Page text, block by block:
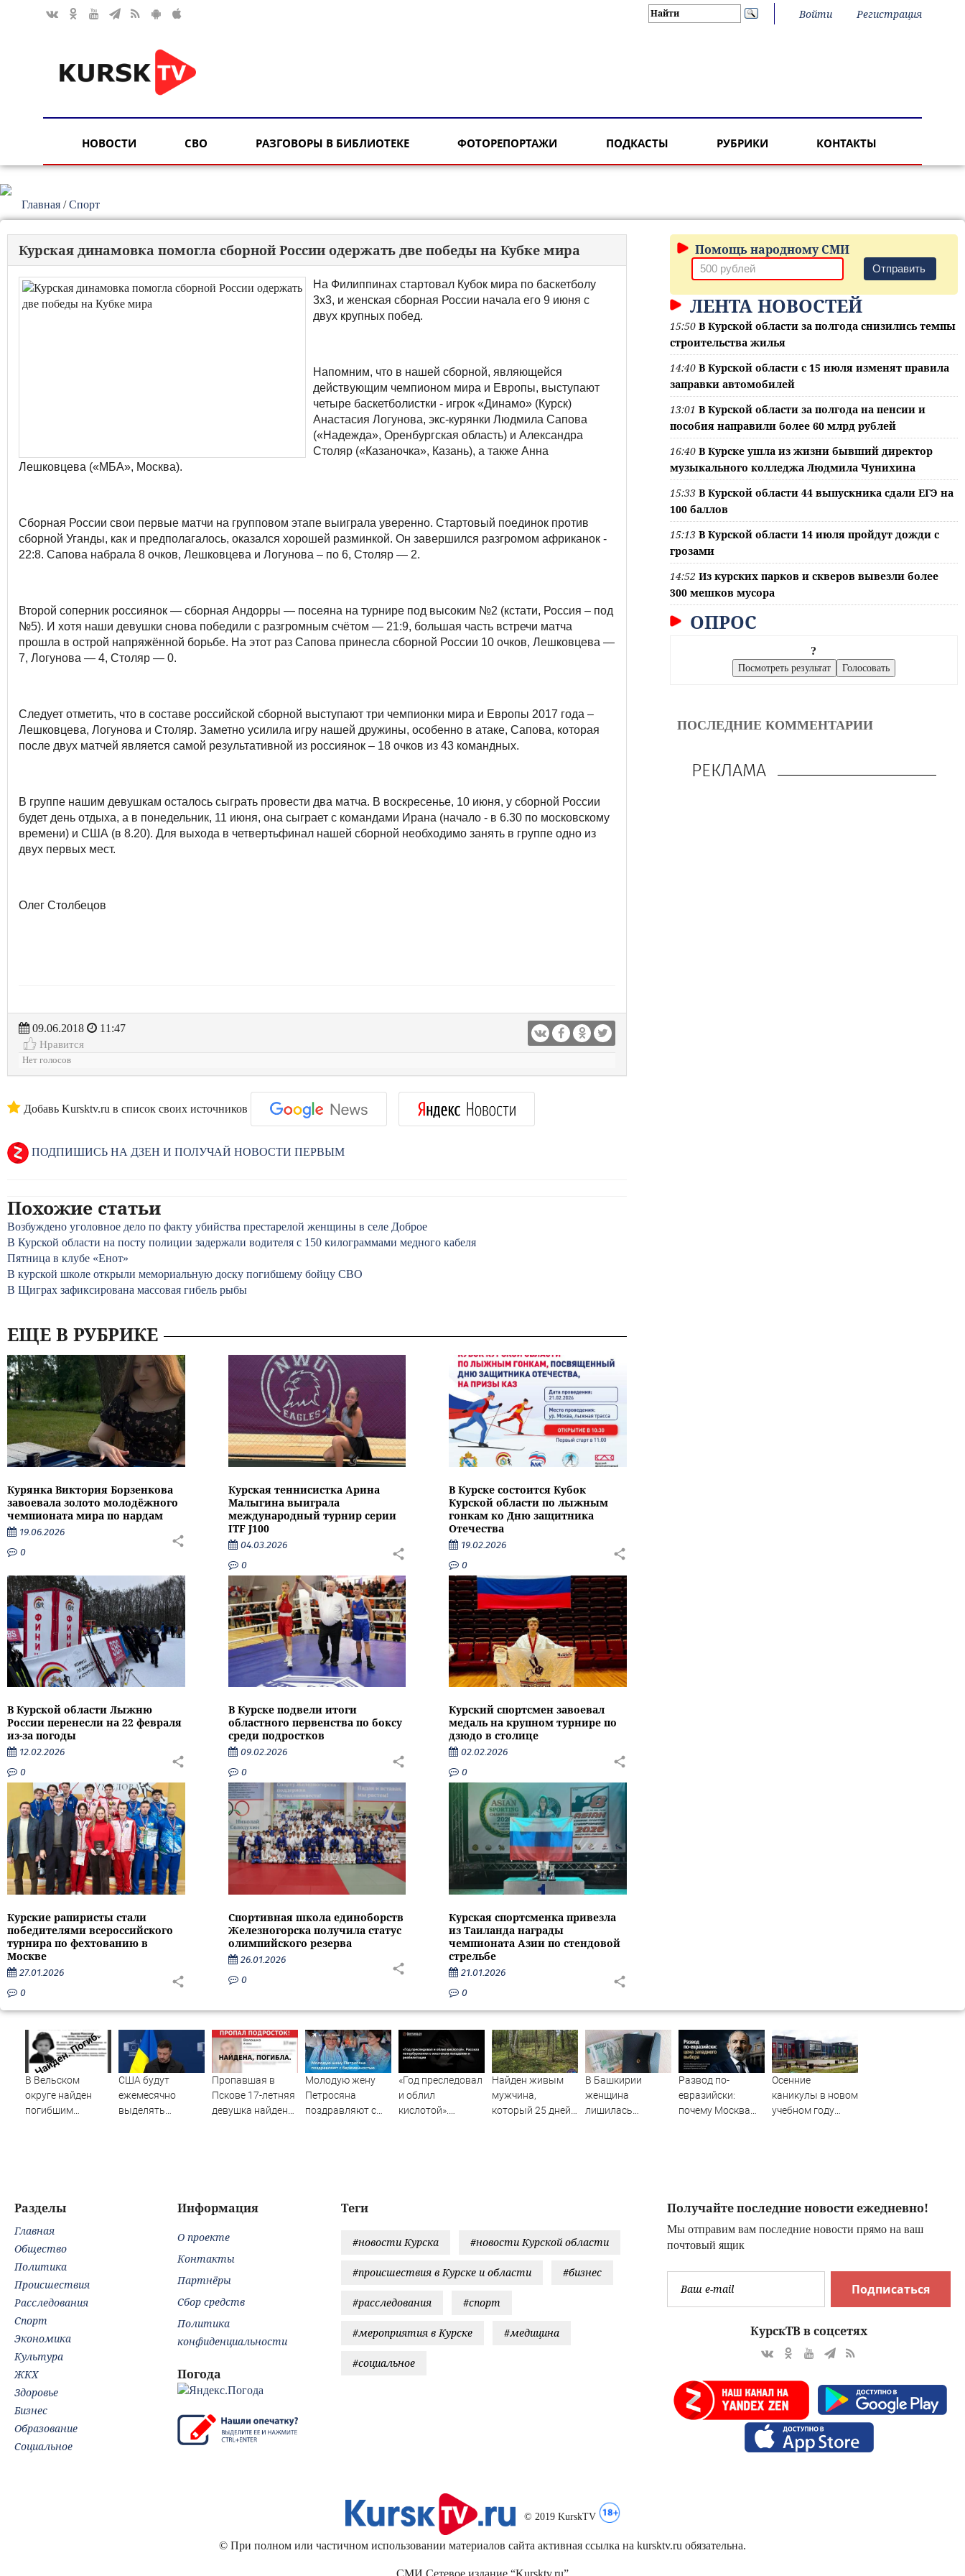
Войти Регистрация
НОВОСТИ СВО РАЗГОВОРЫ В БИБЛИОТЕКЕ ФОТОРЕПОРТАЖИ ПОДКАСТЫ РУБРИКИ КОНТАКТЫ
Главная /Спорт
Курская динамовка помогла сборной России одержать две победы на Кубке мира
На Филиппинах стартовал Кубок мира по баскетболу
3х3, и женская сборная России начала его 9 июня с
двух крупных побед.
Напомним, что в нашей сборной, являющейся
действующим чемпионом мира и Европы, выступают
четыре баскетболистки - игрок «Динамо» (Курск)
Анастасия Логунова, экс-курянки Людмила Сапова
(«Надежда», Оренбургская область) и Александра
Столяр («Казаночка», Казань), а также Анна
Лешковцева («МБА», Москва).
Сборная России свои первые матчи на групповом этапе выиграла уверенно. Стартовый поединок против
сборной Уганды, как и предполагалось, оказался хорошей разминкой. Он завершился разгромом африканок -
22:8. Сапова набрала 8 очков, Лешковцева и Логунова – по 6, Столяр — 2.
Второй соперник россиянок — сборная Андорры — посеяна на турнире под высоким №2 (кстати, Россия – под
№5). И хотя наши девушки снова победили с разгромным счётом — 21:9, большая часть встречи матча
прошла в острой напряжённой борьбе. На этот раз Сапова принесла сборной России 10 очков, Лешковцева —
7, Логунова — 4, Столяр — 0.
Следует отметить, что в составе российской сборной выступают три чемпионки мира и Европы 2017 года –
Лешковцева, Логунова и Столяр. Заметно усилила игру нашей дружины, особенно в атаке, Сапова, которая
после двух матчей является самой результативной из россиянок – 18 очков из 43 командных.
В группе нашим девушкам осталось сыграть провести два матча. В воскресенье, 10 июня, у сборной России
будет день отдыха, а в понедельник, 11 июня, она сыграет с командами Ирана (начало - в 6.30 по московскому
времени) и США (в 8.20). Для выхода в четвертьфинал нашей сборной необходимо занять в группе одно из
двух первых мест.
Олег Столбецов
09.06.2018
11:47
Нравится
Нет голосов
Добавь Kursktv.ru в список своих источников
ПОДПИШИСЬ НА ДЗЕН И ПОЛУЧАЙ НОВОСТИ ПЕРВЫМ
Похожие статьи
Возбуждено уголовное дело по факту убийства престарелой женщины в селе Доброе
В Курской области на посту полиции задержали водителя с 150 килограммами медного кабеля
Пятница в клубе «Енот»
В курской школе открыли мемориальную доску погибшему бойцу СВО
В Щиграх зафиксирована массовая гибель рыбы
ЕЩЕ В РУБРИКЕ
Курянка Виктория Борзенкова
завоевала золото молодёжного
чемпионата мира по нардам
19.06.2026
0
Курская теннисистка Арина
Малыгина выиграла
международный турнир серии
ITF J100
04.03.2026
0
В Курске состоится Кубок
Курской области по лыжным
гонкам ко Дню защитника
Отечества
19.02.2026
0
В Курской области Лыжню
России перенесли на 22 февраля
из-за погоды
12.02.2026
0
В Курске подвели итоги
областного первенства по боксу
среди подростков
09.02.2026
0
Курский спортсмен завоевал
медаль на крупном турнире по
дзюдо в столице
02.02.2026
0
Курские рапиристы стали
победителями всероссийского
турнира по фехтованию в
Москве
27.01.2026
0
Спортивная школа единоборств
Железногорска получила статус
олимпийского резерва
26.01.2026
0
Курская спортсменка привезла
из Таиланда награды
чемпионата Азии по стендовой
стрельбе
21.01.2026
0
Помощь народному СМИ
Отправить
ЛЕНТА НОВОСТЕЙ
15:50 В Курской области за полгода снизились темпы
строительства жилья
14:40 В Курской области с 15 июля изменят правила
заправки автомобилей
13:01 В Курской области за полгода на пенсии и
пособия направили более 60 млрд рублей
16:40 В Курске ушла из жизни бывший директор
музыкального колледжа Людмила Чунихина
15:33 В Курской области 44 выпускника сдали ЕГЭ на
100 баллов
15:13 В Курской области 14 июля пройдут дожди с
грозами
14:52 Из курских парков и скверов вывезли более
300 мешков мусора
ОПРОС
?
ПОСЛЕДНИЕ КОММЕНТАРИИ
РЕКЛАМА
В Вельском
округе найден
погибшим
США будут
ежемесячно
выделять
Пропавшая в
Пскове 17-летняя
девушка найдена
Молодую жену
Петросяна
поздравляют с
«Год преследовал
и облил
кислотой».
Найден живым
мужчина,
который 25 дней
В Башкирии
женщина
лишилась
Развод по-
евразийски:
почему Москва
Осенние
каникулы в новом
учебном году
Получайте последние новости ежедневно!
Мы отправим вам последние новости прямо на ваш
почтовый ящик
Подписаться
КурскТВ в соцсетях
Теги
#новости Курска #новости Курской области
#происшествия в Курске и области #бизнес
#расследования #спорт
#мероприятия в Курске #медицина
#социальное
Разделы
Главная
Общество
Политика
Происшествия
Расследования
Спорт
Экономика
Культура
ЖКХ
Здоровье
Бизнес
Образование
Социальное
Информация
О проекте
Контакты
Партнёры
Сбор средств
Политика
конфиденциальности
Погода
© 2019 KurskTV
© При полном или частичном использовании материалов сайта активная ссылка на kursktv.ru обязательна.
СМИ Сетевое издание “Kursktv.ru”